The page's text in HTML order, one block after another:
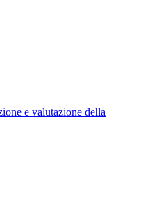
e valutazione della